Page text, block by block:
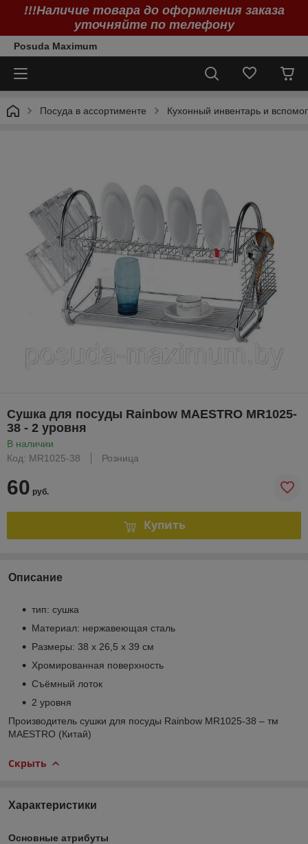
!!!Наличие товара до оформления заказа
уточняйте по телефону
Posuda Maximum
Посуда в ассортименте Кухонный инвентарь и
Сушка для посуды Rainbow MAESTRO MR1025-
38 - 2 уровня
В наличии
Код: MR1025-38
Розница
60 руб.
Купить
Описание
тип: сушка
Материал: нержавеющая сталь
Размеры: 38 х 26,5 х 39 см
Хромированная поверхность
Съёмный лоток
2 уровня
Производитель сушки для посуды Rainbow MR1025-38 – тм
MAESTRO (Китай)
Скрыть
Характеристики
Основные атрибуты